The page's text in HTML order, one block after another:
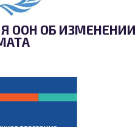
ООН ОБ ИЗМЕНЕНИИ